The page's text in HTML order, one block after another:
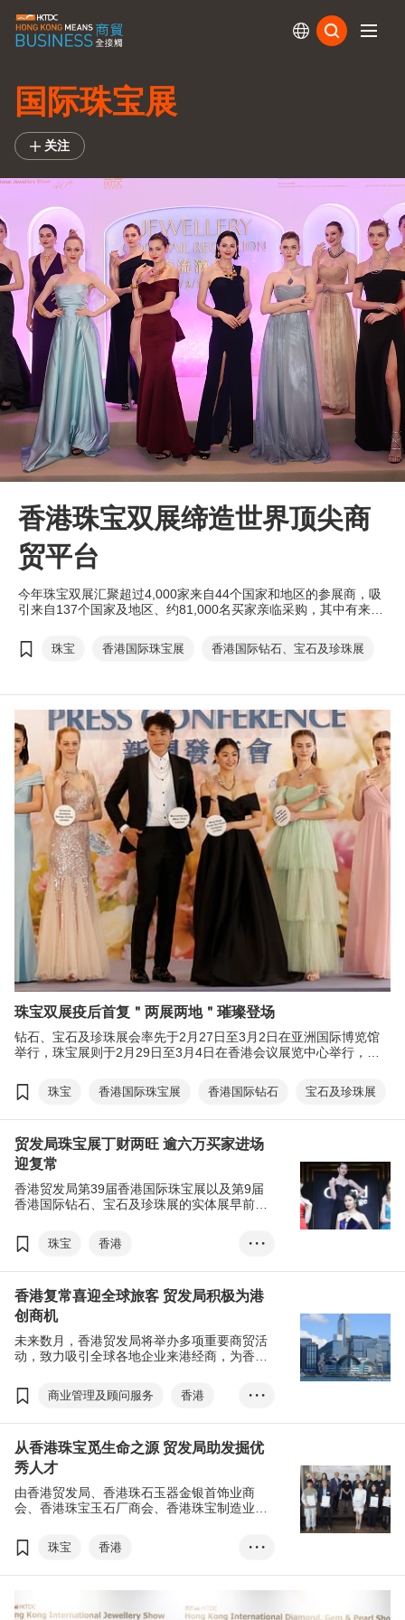
国际珠宝展
关注
香港珠宝双展缔造世界顶尖商
贸平台
今年珠宝双展汇聚超过4,000家来自44个国家和地区的参展商，吸
引来自137个国家及地区、约81,000名买家亲临采购，其中有来自
及来自132个国家及地区超过49,000名买家出席珠宝展；除香港以
外，买家主要来自中国内地、印度、日本、菲律宾、泰国及美国等
珠宝 香港国际珠宝展 香港国际钻石、宝石及珍珠展
珠宝双展疫后首复＂两展两地＂璀璨登场
钻石、宝石及珍珠展会率先于2月27日至3月2日在亚洲国际博览馆
举行，珠宝展则于2月29日至3月4日在香港会议展览中心举行，为
珠宝 香港国际珠宝展 香港国际钻石 宝石及珍珠展
贸发局珠宝展丁财两旺 逾六万买家进场
迎复常
香港贸发局第39届香港国际珠宝展以及第9届
香港国际钻石、宝石及珍珠展的实体展早前在
商。大会现场调研显示，约六成参展商和买家
预期其业务增长将在一年内回复到疫前水平，
珠宝
香港
香港国际珠宝展
香港国际钻石、宝石及珍珠展
贵重珠宝
展览+
EXHIBITION+
• • •
香港复常喜迎全球旅客 贸发局积极为港
创商机
未来数月，香港贸发局将举办多项重要商贸活
动，致力吸引全球各地企业来港经商，为香港
商业管理及顾问服务
香港
国际珠宝展
国际影视展
香港国际创科展
香港时尚家品展
香港国际授权展
亚洲授权业会议
• • •
从香港珠宝觅生命之源 贸发局助发掘优
秀人才
由香港贸发局、香港珠石玉器金银首饰业商
会、香港珠宝玉石厂商会、香港珠宝制造业厂
宝设计比赛，是第39届香港国际珠宝展及第9
届香港国际钻石、宝石及珍珠展的重点活动之
珠宝
香港
香港国际珠宝展
• • •